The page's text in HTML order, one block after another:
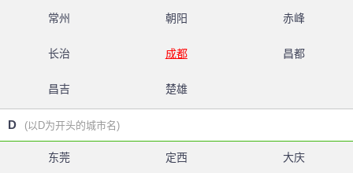
常州 朝阳 赤峰
长治 成都 昌都
昌吉 楚雄
D (以D为开头的城市名)
东莞 定西 大庆